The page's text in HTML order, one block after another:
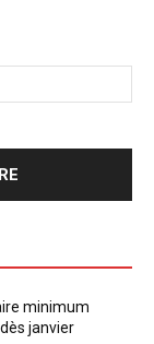
minimum
janvier